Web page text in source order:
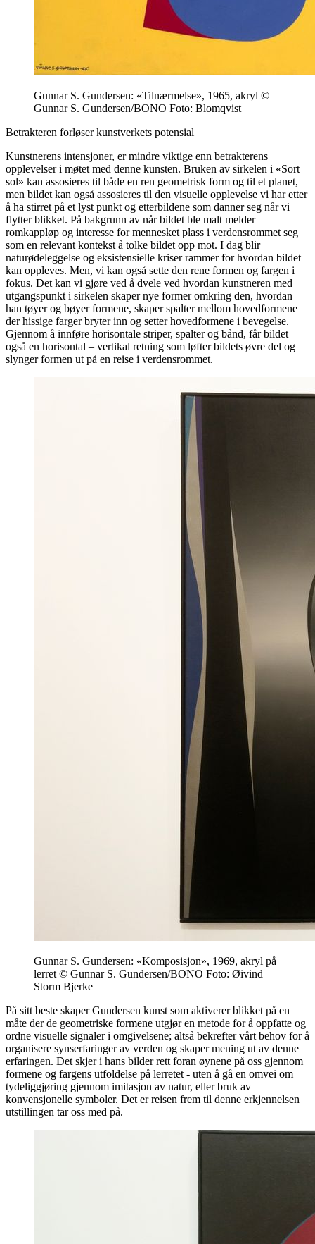
Gunnar S. Gundersen: «Tilnærmelse», 1965, akryl ©
Gunnar S. Gundersen/BONO Foto: Blomqvist
Betrakteren forløser kunstverkets potensial
Kunstnerens intensjoner, er mindre viktige enn betrakterens
opplevelser i møtet med denne kunsten. Bruken av sirkelen i «Sort
sol» kan assosieres til både en ren geometrisk form og til et planet,
men bildet kan også assosieres til den visuelle opplevelse vi har etter
å ha stirret på et lyst punkt og etterbildene som danner seg når vi
flytter blikket. På bakgrunn av når bildet ble malt melder
romkappløp og interesse for mennesket plass i verdensrommet seg
som en relevant kontekst å tolke bildet opp mot. I dag blir
naturødeleggelse og eksistensielle kriser rammer for hvordan bildet
kan oppleves. Men, vi kan også sette den rene formen og fargen i
fokus. Det kan vi gjøre ved å dvele ved hvordan kunstneren med
utgangspunkt i sirkelen skaper nye former omkring den, hvordan
han tøyer og bøyer formene, skaper spalter mellom hovedformene
der hissige farger bryter inn og setter hovedformene i bevegelse.
Gjennom å innføre horisontale striper, spalter og bånd, får bildet
også en horisontal – vertikal retning som løfter bildets øvre del og
slynger formen ut på en reise i verdensrommet.
Gunnar S. Gundersen: «Komposisjon», 1969, akryl på
lerret © Gunnar S. Gundersen/BONO Foto: Øivind
Storm Bjerke
På sitt beste skaper Gundersen kunst som aktiverer blikket på en
måte der de geometriske formene utgjør en metode for å oppfatte og
ordne visuelle signaler i omgivelsene; altså bekrefter vårt behov for å
organisere synserfaringer av verden og skaper mening ut av denne
erfaringen. Det skjer i hans bilder rett foran øynene på oss gjennom
formene og fargens utfoldelse på lerretet - uten å gå en omvei om
tydeliggjøring gjennom imitasjon av natur, eller bruk av
konvensjonelle symboler. Det er reisen frem til denne erkjennelsen
utstillingen tar oss med på.